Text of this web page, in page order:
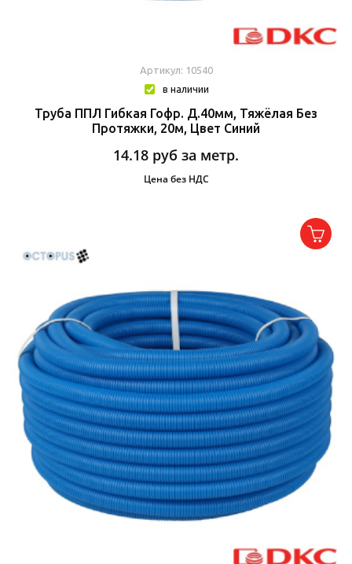
Артикул: 10540
в наличии
Труба ППЛ Гибкая Гофр. Д.40мм, Тяжёлая Без
Протяжки, 20м, Цвет Синий
14.18 руб за метр.
Цена без НДС